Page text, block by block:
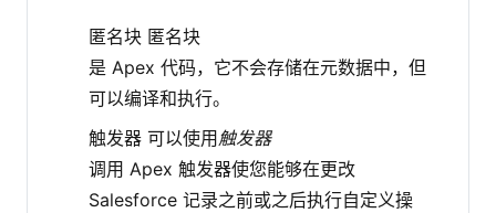
匿名块 匿名块
是 Apex 代码，它不会存储在元数据中，但
可以编译和执行。
触发器 可以使用 触发器
调用 Apex 触发器使您能够在更改
Salesforce 记录之前或之后执行自定义操